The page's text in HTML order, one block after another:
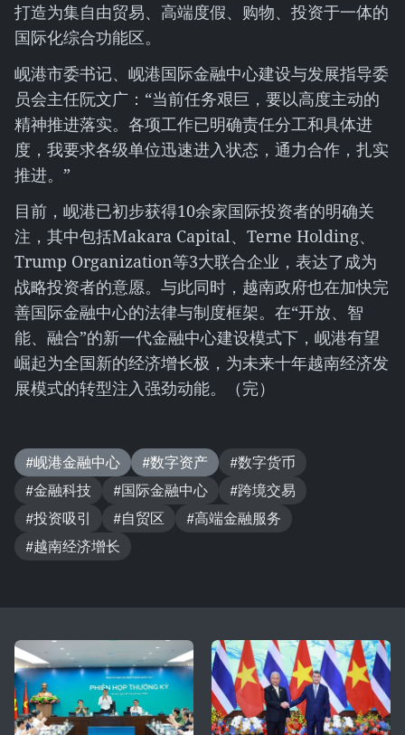
打造为集自由贸易、高端度假、购物、投资于一体的
国际化综合功能区。
岘港市委书记、岘港国际金融中心建设与发展指导委
员会主任阮文广：“当前任务艰巨，要以高度主动的
精神推进落实。各项工作已明确责任分工和具体进
度，我要求各级单位迅速进入状态，通力合作，扎实
推进。”
目前，岘港已初步获得10余家国际投资者的明确关
注，其中包括Makara Capital、Terne Holding、
Trump Organization等3大联合企业，表达了成为
战略投资者的意愿。与此同时，越南政府也在加快完
善国际金融中心的法律与制度框架。在“开放、智
能、融合”的新一代金融中心建设模式下，岘港有望
崛起为全国新的经济增长极，为未来十年越南经济发
展模式的转型注入强劲动能。（完）
#岘港金融中心 #数字资产
#数字货币
#金融科技
#国际金融中心
#跨境交易
#投资吸引
#自贸区
#高端金融服务
#越南经济增长